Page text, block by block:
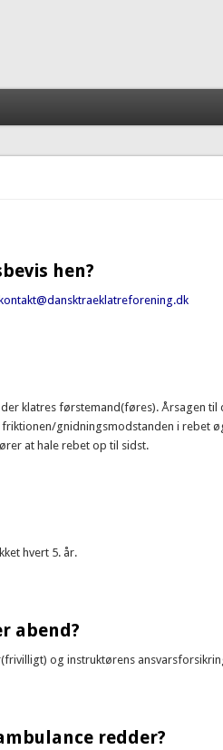
hen?
kontakt@dansktraeklatreforening.dk
klatres førstemand(føres). Årsagen til
gnidningsmodstanden i rebet
at hale rebet op til sidst.
hvert 5. år.
abend?
og instruktørens
redder?